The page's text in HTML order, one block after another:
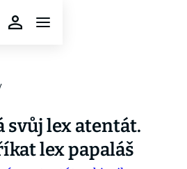
svůj lex atentát.
lex papaláš